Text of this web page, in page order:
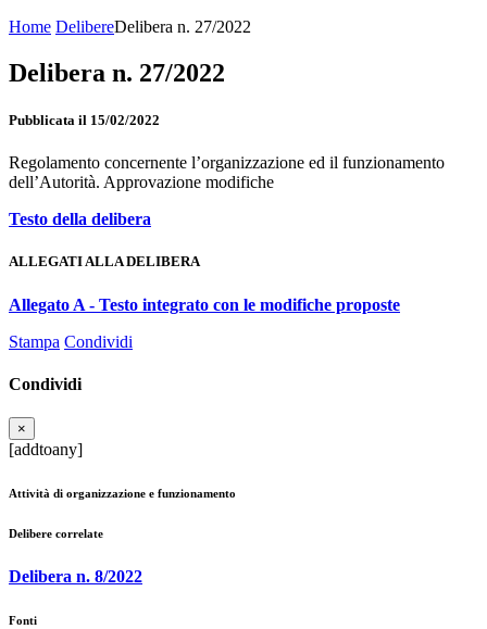
Home DelibereDelibera n. 27/2022
Delibera n. 27/2022
Pubblicata il 15/02/2022
Regolamento concernente l’organizzazione ed il funzionamento
dell’Autorità. Approvazione modifiche
Testo della delibera
ALLEGATI ALLA DELIBERA
Allegato A - Testo integrato con le modifiche proposte
Stampa Condividi
Condividi
×
[addtoany]
Attività di organizzazione e funzionamento
Delibere correlate
Delibera n. 8/2022
Fonti